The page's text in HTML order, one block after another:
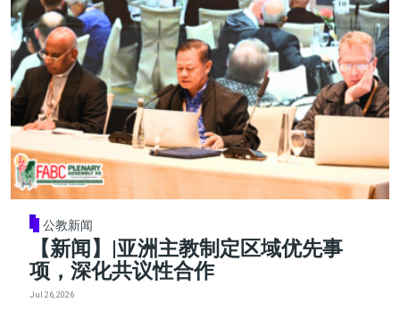
公教新闻
【新闻】|亚洲主教制定区域优先事
项，深化共议性合作
Jul 26, 2026